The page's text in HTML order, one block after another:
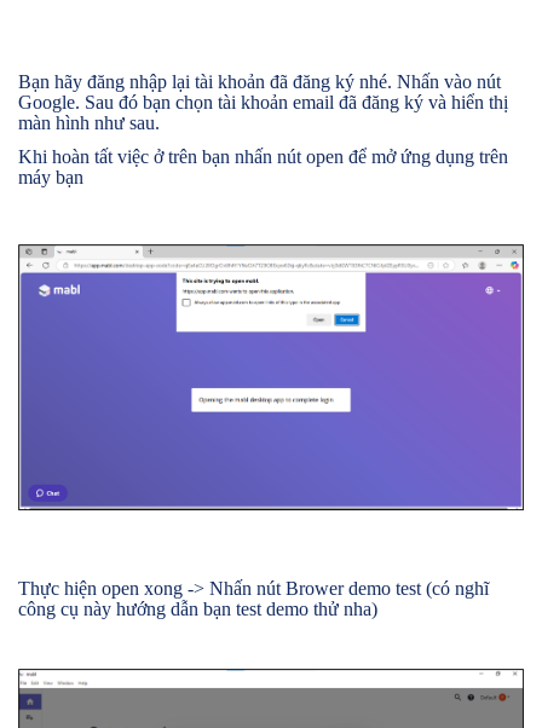
Bạn hãy đăng nhập lại tài khoản đã đăng ký nhé. Nhấn vào nút
Google. Sau đó bạn chọn tài khoản email đã đăng ký và hiển thị
màn hình như sau.
Khi hoàn tất việc ở trên bạn nhấn nút open để mở ứng dụng trên
máy bạn
Thực hiện open xong -> Nhấn nút Brower demo test (có nghĩ
công cụ này hướng dẫn bạn test demo thử nha)